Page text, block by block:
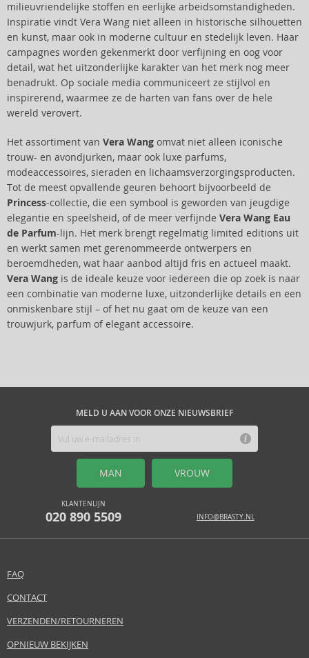
milieuvriendelijke stoffen en eerlijke arbeidsomstandigheden.
Inspiratie vindt Vera Wang niet alleen in historische silhouetten
en kunst, maar ook in moderne cultuur en stedelijk leven. Haar
campagnes worden gekenmerkt door verfijning en oog voor
detail, wat het uitzonderlijke karakter van het merk nog meer
benadrukt. Op sociale media communiceert ze stijlvol en
inspirerend, waarmee ze de harten van fans over de hele
wereld verovert.
Het assortiment van Vera Wang omvat niet alleen iconische
trouw- en avondjurken, maar ook luxe parfums,
modeaccessoires, sieraden en lichaamsverzorgingsproducten.
Tot de meest opvallende geuren behoort bijvoorbeeld de
Princess-collectie, die een symbool is geworden van jeugdige
elegantie en speelsheid, of de meer verfijnde Vera Wang Eau
de Parfum-lijn. Het merk brengt regelmatig limited editions uit
en werkt samen met gerenommeerde ontwerpers en
beroemdheden, wat haar aanbod altijd fris en actueel maakt.
Vera Wang is de ideale keuze voor iedereen die op zoek is naar
een combinatie van moderne luxe, uitzonderlijke details en een
onmiskenbare stijl – of het nu gaat om de keuze van een
trouwjurk, parfum of elegant accessoire.
MELD U AAN VOOR ONZE NIEUWSBRIEF
MAN VROUW
KLANTENLIJN
020 890 5509 INFO@BRASTY.NL
FAQ
CONTACT
VERZENDEN/RETOURNEREN
OPNIEUW BEKIJKEN